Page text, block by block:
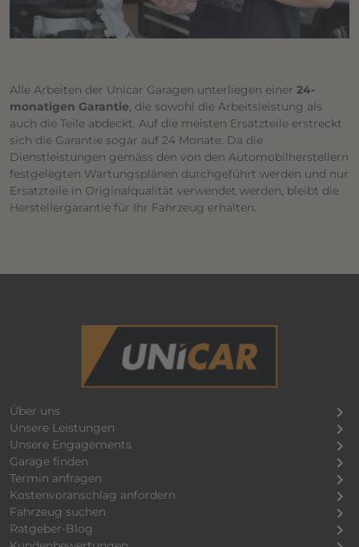
Alle Arbeiten der Unicar Garagen unterliegen einer 24-
monatigen Garantie, die sowohl die Arbeitsleistung als
auch die Teile abdeckt. Auf die meisten Ersatzteile erstreckt
sich die Garantie sogar auf 24 Monate. Da die
Dienstleistungen gemäss den von den Automobilherstellern
festgelegten Wartungsplänen durchgeführt werden und nur
Ersatzteile in Originalqualität verwendet werden, bleibt die
Herstellergarantie für Ihr Fahrzeug erhalten.
Über uns
Unsere Leistungen
Unsere Engagements
Garage finden
Termin anfragen
Kostenvoranschlag anfordern
Fahrzeug suchen
Ratgeber-Blog